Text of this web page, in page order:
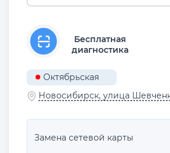
Бесплатная
диагностика
Октябрьская
Новосибирск, улица
Замена сетевой карты